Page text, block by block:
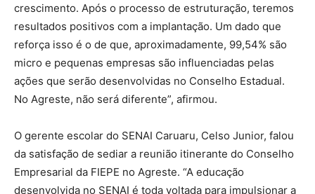
crescimento. Após o processo de estruturação, teremos
resultados positivos com a implantação. Um dado que
reforça isso é o de que, aproximadamente, 99,54% são
micro e pequenas empresas são influenciadas pelas
ações que serão desenvolvidas no Conselho Estadual.
No Agreste, não será diferente”, afirmou.
O gerente escolar do SENAI Caruaru, Celso Junior, falou
da satisfação de sediar a reunião itinerante do Conselho
Empresarial da FIEPE no Agreste. “A educação
desenvolvida no SENAI é toda voltada para impulsionar a